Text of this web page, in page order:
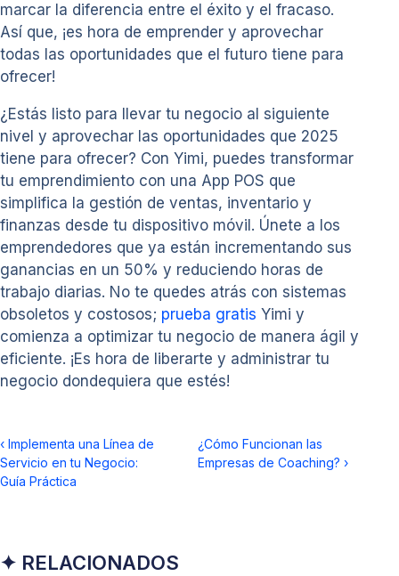
marcar la diferencia entre el éxito y el fracaso.
Así que, ¡es hora de emprender y aprovechar
todas las oportunidades que el futuro tiene para
ofrecer!
¿Estás listo para llevar tu negocio al siguiente
nivel y aprovechar las oportunidades que 2025
tiene para ofrecer? Con Yimi, puedes transformar
tu emprendimiento con una App POS que
simplifica la gestión de ventas, inventario y
finanzas desde tu dispositivo móvil. Únete a los
emprendedores que ya están incrementando sus
ganancias en un 50% y reduciendo horas de
trabajo diarias. No te quedes atrás con sistemas
obsoletos y costosos; prueba gratis Yimi y
comienza a optimizar tu negocio de manera ágil y
eficiente. ¡Es hora de liberarte y administrar tu
negocio dondequiera que estés!
‹ Implementa una Línea de
Servicio en tu Negocio:
Guía Práctica
¿Cómo Funcionan las
Empresas de Coaching? ›
✦ RELACIONADOS